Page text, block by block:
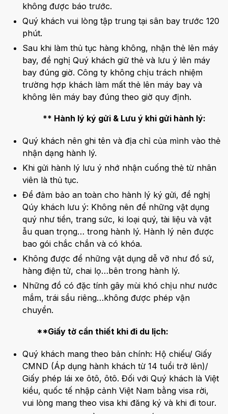
không được báo trước.
Quý khách vui lòng tập trung tại sân bay trước 120
phút.
Sau khi làm thủ tục hàng không, nhận thẻ lên máy
bay, đề nghị Quý khách giữ thẻ và lưu ý lên máy
bay đúng giờ. Công ty không chịu trách nhiệm
trường hợp khách làm mất thẻ lên máy bay và
không lên máy bay đúng theo giờ quy định.
** Hành lý ký gửi & Lưu ý khi gửi hành lý:
Quý khách nên ghi tên và địa chỉ của mình vào thẻ
nhận dạng hành lý.
Khi gửi hành lý lưu ý nhớ nhận cuống thẻ từ nhân
viên là thủ tục.
Để đảm bảo an toàn cho hành lý ký gửi, đề nghị
Qúy khách lưu ý: Không nên để những vật dụng
quý như tiền, trang sức, ki loại quý, tài liệu và vật
ẫu quan trọng… trong hành lý. Hành lý nên được
bao gói chắc chắn và có khóa.
Không được để những vật dụng dễ vỡ như đồ sứ,
hàng điện tử, chai lọ…bên trong hành lý.
Những đồ có đặc tính gây mùi khó chịu như nước
mắm, trái sầu riêng…không được phép vận
chuyển.
**Giấy tờ cần thiết khi đi du lịch:
Quý khách mang theo bản chính: Hộ chiếu/ Giấy
CMND (Áp dụng hành khách từ 14 tuổi trở lên)/
Giấy phép lái xe ôtô, ôtô. Đối với Quý khách là Việt
kiều, quốc tế nhập cảnh Việt Nam bằng visa rời,
vui lòng mang theo visa khi đăng ký và khi đi tour.